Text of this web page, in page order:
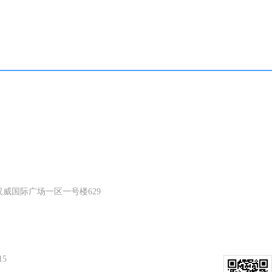
国际广场一区一号楼629